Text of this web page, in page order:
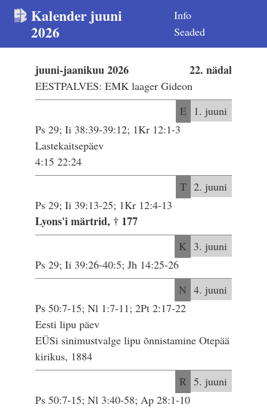
Kalender juuni
2026
Info
Seaded
22. nädal
juuni-jaanikuu 2026
EESTPALVES: EMK laager Gideon
E 1. juuni
Ps 29; Ii 38:39-39:12; 1Kr 12:1-3
Lastekaitsepäev
4:15 22:24
T 2. juuni
Ps 29; Ii 39:13-25; 1Kr 12:4-13
Lyons'i märtrid, † 177
K 3. juuni
Ps 29; Ii 39:26-40:5; Jh 14:25-26
N 4. juuni
Ps 50:7-15; Nl 1:7-11; 2Pt 2:17-22
Eesti lipu päev
EÜSi sinimustvalge lipu õnnistamine Otepää
kirikus, 1884
R 5. juuni
Ps 50:7-15; Nl 3:40-58; Ap 28:1-10